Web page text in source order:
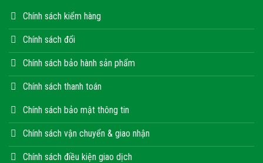
Chính sách kiểm hàng
Chính sách đổi
Chính sách bảo hành sản phẩm
Chính sách thanh toán
Chính sách bảo mật thông tin
Chính sách vận chuyển & giao nhận
Chính sách điều kiện giao dịch